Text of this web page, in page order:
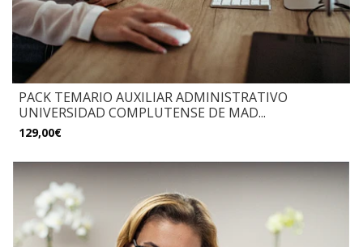
PACK TEMARIO AUXILIAR ADMINISTRATIVO
UNIVERSIDAD COMPLUTENSE DE MAD...
129,00€